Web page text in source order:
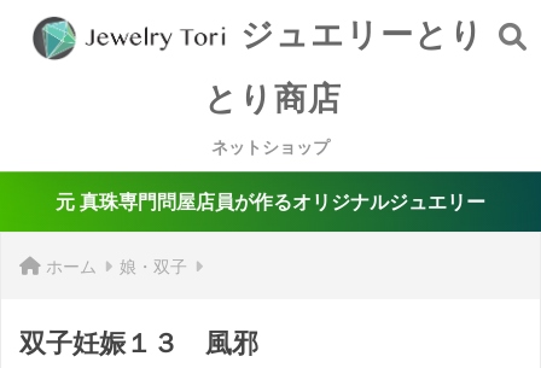
ジュエリーとり
とり商店
ネットショップ
元 真珠専門問屋店員が作るオリジナルジュエリー
ホーム 娘・双子
双子妊娠１３ 風邪